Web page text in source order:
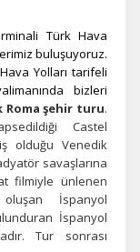
Türk Hava
buluşuyoruz.
Yolları tarifeli
bizleri
Roma şehir turu.
Castel
olduğu Venedik
savaşlarına
filmiyle ünlenen
İspanyol
İspanyol
Tur sonrası